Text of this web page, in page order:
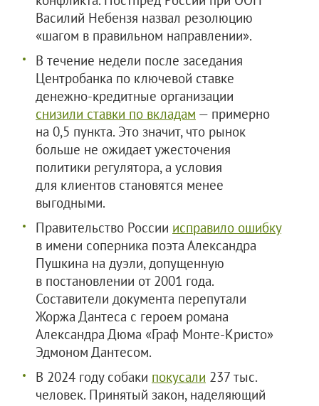
Василий Небензя назвал резолюцию
«шагом в правильном направлении».
В течение недели после заседания
Центробанка по ключевой ставке
денежно-кредитные организации
снизили ставки по вкладам — примерно
на 0,5 пункта. Это значит, что рынок
больше не ожидает ужесточения
политики регулятора, а условия
для клиентов становятся менее
выгодными.
Правительство России исправило ошибку
в имени соперника поэта Александра
Пушкина на дуэли, допущенную
в постановлении от 2001 года.
Составители документа перепутали
Жоржа Дантеса с героем романа
Александра Дюма «Граф Монте-Кристо»
Эдмоном Дантесом.
В 2024 году собаки покусали 237 тыс.
человек. Принятый закон, наделяющий